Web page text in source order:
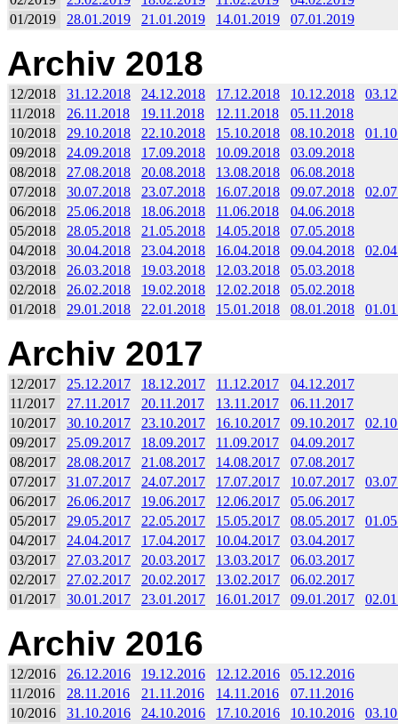
01/2019
28.01.2019 21.01.2019 14.01.2019 07.01.2019
Archiv 2018
12/2018 31.12.2018 24.12.2018 17.12.2018 10.12.2018
11/2018
26.11.2018 19.11.2018 12.11.2018
05.11.2018
10/2018
29.10.2018 22.10.2018 15.10.2018 08.10.2018
09/2018
24.09.2018 17.09.2018 10.09.2018
03.09.2018
08/2018
27.08.2018 20.08.2018 13.08.2018
06.08.2018
07/2018
30.07.2018 23.07.2018 16.07.2018 09.07.2018
06/2018
25.06.2018 18.06.2018 11.06.2018
04.06.2018
05/2018
28.05.2018 21.05.2018 14.05.2018
07.05.2018
04/2018
30.04.2018 23.04.2018 16.04.2018 09.04.2018
03/2018
26.03.2018 19.03.2018 12.03.2018
05.03.2018
02/2018
26.02.2018 19.02.2018 12.02.2018
05.02.2018
01/2018
29.01.2018 22.01.2018 15.01.2018 08.01.2018
Archiv 2017
12/2017 25.12.2017 18.12.2017 11.12.2017
04.12.2017
11/2017
27.11.2017 20.11.2017 13.11.2017
06.11.2017
10/2017
30.10.2017 23.10.2017 16.10.2017 09.10.2017
09/2017
25.09.2017 18.09.2017 11.09.2017
04.09.2017
08/2017
28.08.2017 21.08.2017 14.08.2017
07.08.2017
07/2017
31.07.2017 24.07.2017 17.07.2017 10.07.2017
06/2017
26.06.2017 19.06.2017 12.06.2017
05.06.2017
05/2017
29.05.2017 22.05.2017 15.05.2017 08.05.2017
04/2017
24.04.2017 17.04.2017 10.04.2017
03.04.2017
03/2017
27.03.2017 20.03.2017 13.03.2017
06.03.2017
02/2017
27.02.2017 20.02.2017 13.02.2017
06.02.2017
01/2017
30.01.2017 23.01.2017 16.01.2017 09.01.2017
Archiv 2016
12/2016 26.12.2016 19.12.2016 12.12.2016
05.12.2016
11/2016
28.11.2016 21.11.2016 14.11.2016
07.11.2016
10/2016
31.10.2016 24.10.2016 17.10.2016 10.10.2016